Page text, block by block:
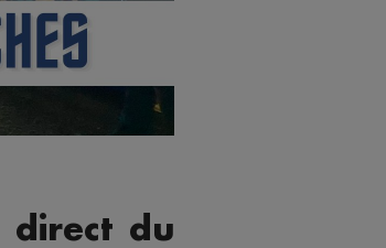
direct du